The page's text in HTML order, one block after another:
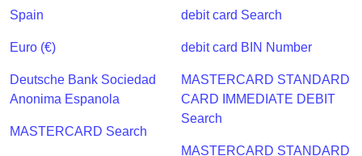
Spain
Euro (€)
Deutsche Bank Sociedad
Anonima Espanola
MASTERCARD Search
debit card Search
debit card BIN Number
MASTERCARD STANDARD
CARD IMMEDIATE DEBIT
Search
MASTERCARD STANDARD